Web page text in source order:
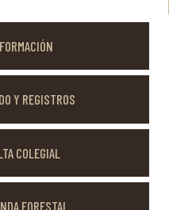
FORMACIÓN
Y REGISTROS
COLEGIAL
FORESTAL